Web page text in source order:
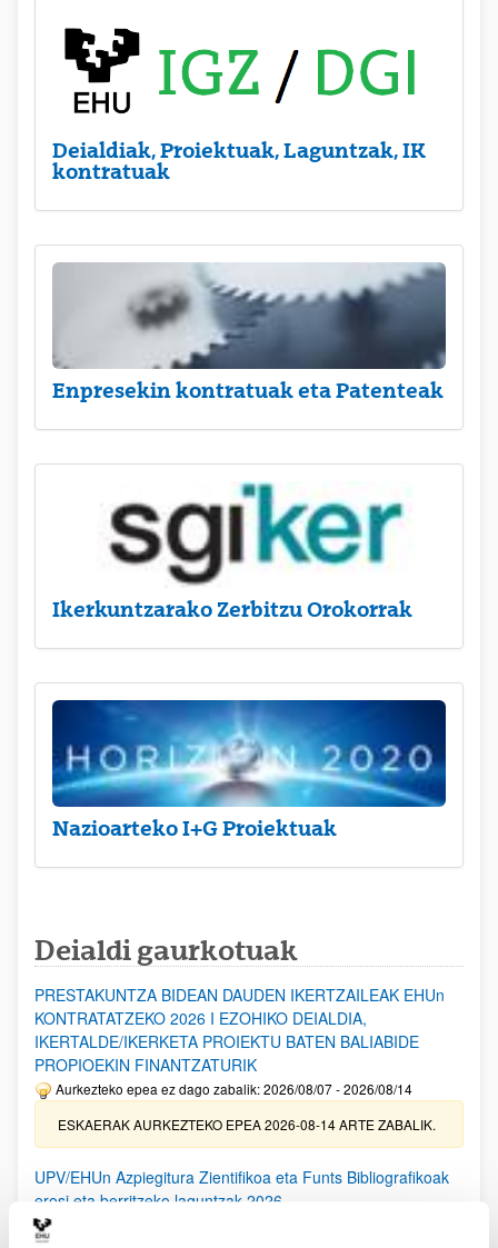
Deialdiak, Proiektuak, Laguntzak, IK
kontratuak
Enpresekin kontratuak eta Patenteak
Ikerkuntzarako Zerbitzu Orokorrak
Nazioarteko I+G Proiektuak
Deialdi gaurkotuak
PRESTAKUNTZA BIDEAN DAUDEN IKERTZAILEAK EHUn
KONTRATATZEKO 2026 I EZOHIKO DEIALDIA,
IKERTALDE/IKERKETA PROIEKTU BATEN BALIABIDE
PROPIOEKIN FINANTZATURIK
Aurkezteko epea ez dago zabalik: 2026/08/07 - 2026/08/14
ESKAERAK AURKEZTEKO EPEA 2026-08-14 ARTE ZABALIK.
UPV/EHUn Azpiegitura Zientifikoa eta Funts Bibliografikoak
erosi eta berritzeko laguntzak 2026